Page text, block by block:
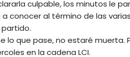
culpable, los minutos le
conocer al término de las
partido.
lo que pase, no estaré muerta.
en la cadena LCI.